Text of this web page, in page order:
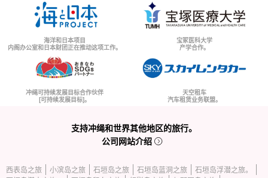
海洋和日本项目
内阁办公室和日本财团正在推动这项工作。
宝冢医科大学
产学合作。
冲绳可持续发展目标合作伙伴
[可持续发展目标]。
天空租车
汽车租赁业务联盟。
支持冲绳和世界其他地区的旅行。
公司网站介绍
西表岛之旅 小滨岛之旅 石垣岛之旅 石垣岛蓝洞之旅
石垣岛浮潜之旅。